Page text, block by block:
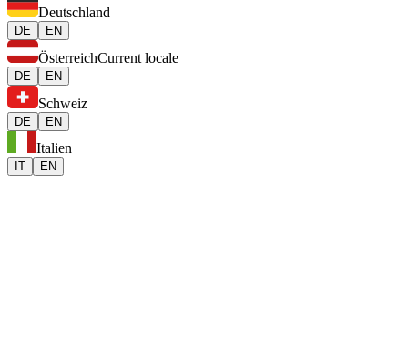
Deutschland
DE EN
ÖsterreichCurrent locale
DE EN
Schweiz
DE EN
Italien
IT EN